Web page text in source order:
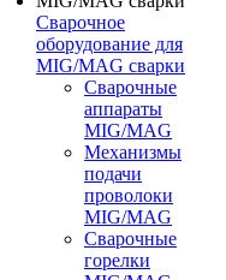
Сварочное
оборудование для
MIG/MAG сварки
Сварочные
аппараты
MIG/MAG
Механизмы
подачи
проволоки
MIG/MAG
Сварочные
горелки